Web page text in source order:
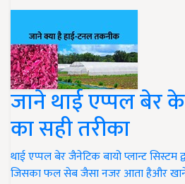
जाने थाई एप्पल बेर
का सही तरीका
थाई एप्पल बेर जैनेटिक बायो प्लान्ट सिस्टम
जिसका फल सेब जैसा नजर आता हैऔर खाने